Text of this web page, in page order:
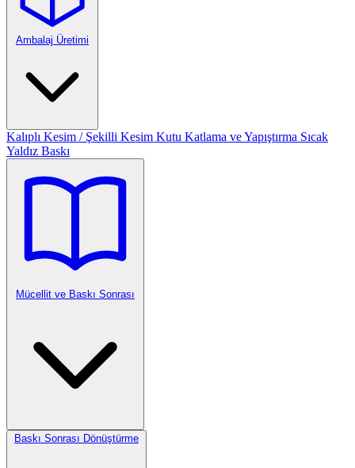
Ambalaj Üretimi
Kalıplı Kesim / Şekilli Kesim Kutu Katlama ve Yapıştırma Sıcak
Yaldız Baskı
Mücellit ve Baskı Sonrası
Baskı Sonrası Dönüştürme